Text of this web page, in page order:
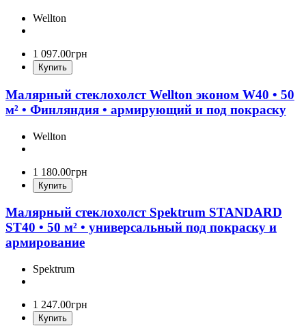
Wellton
1 097.00грн
Купить
Малярный стеклохолст Wellton эконом W40 • 50
м² • Финляндия • армирующий и под покраску
Wellton
1 180.00грн
Купить
Малярный стеклохолст Spektrum STANDARD
ST40 • 50 м² • универсальный под покраску и
армирование
Spektrum
1 247.00грн
Купить